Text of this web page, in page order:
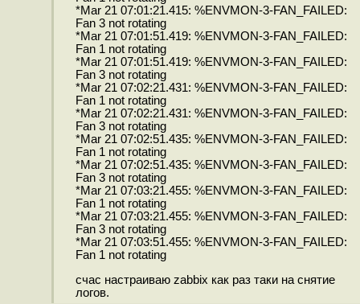
*Mar 21 07:01:21.415: %ENVMON-3-FAN_FAILED:
Fan 3 not rotating
*Mar 21 07:01:51.419: %ENVMON-3-FAN_FAILED:
Fan 1 not rotating
*Mar 21 07:01:51.419: %ENVMON-3-FAN_FAILED:
Fan 3 not rotating
*Mar 21 07:02:21.431: %ENVMON-3-FAN_FAILED:
Fan 1 not rotating
*Mar 21 07:02:21.431: %ENVMON-3-FAN_FAILED:
Fan 3 not rotating
*Mar 21 07:02:51.435: %ENVMON-3-FAN_FAILED:
Fan 1 not rotating
*Mar 21 07:02:51.435: %ENVMON-3-FAN_FAILED:
Fan 3 not rotating
*Mar 21 07:03:21.455: %ENVMON-3-FAN_FAILED:
Fan 1 not rotating
*Mar 21 07:03:21.455: %ENVMON-3-FAN_FAILED:
Fan 3 not rotating
*Mar 21 07:03:51.455: %ENVMON-3-FAN_FAILED:
Fan 1 not rotating
счас настраиваю zabbix как раз таки на снятие
логов.